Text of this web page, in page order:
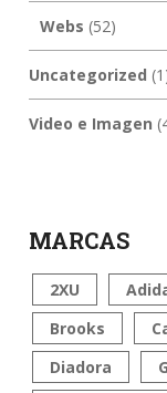
Webs (52)
Uncategorized
Video e Imagen
MARCAS
2XU
Brooks
Diadora